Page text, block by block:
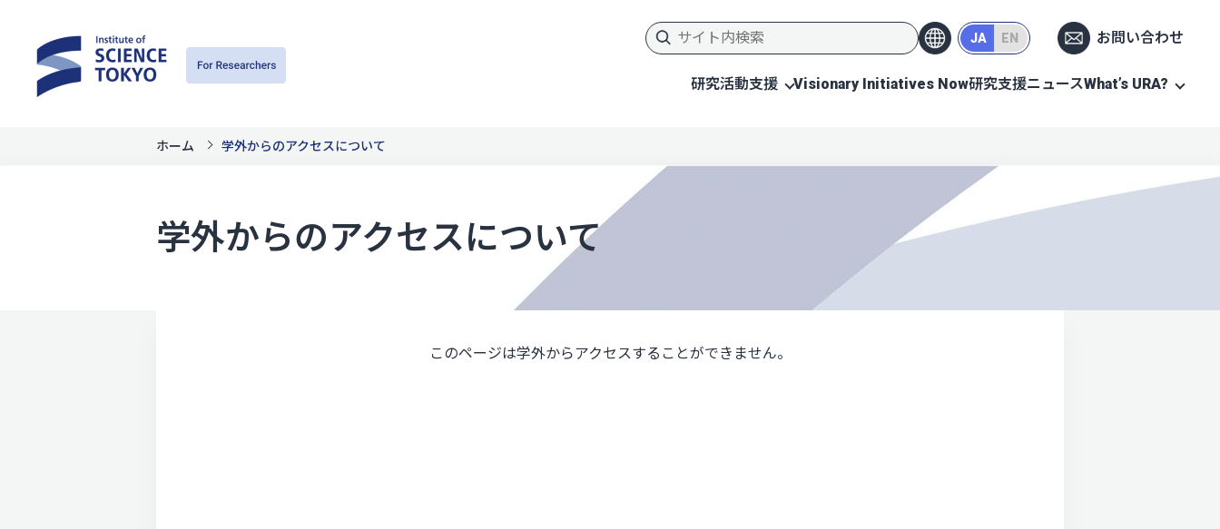
JA EN お問い合わせ
研究活動支援 Visionary Initiatives Now研究支援ニュースWhat’s URA?
ホーム 学外からのアクセスについて
学外からのアクセスについて
このページは学外からアクセスすることができません。